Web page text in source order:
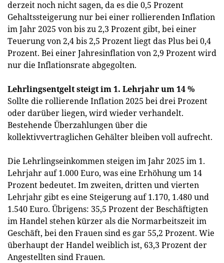
derzeit noch nicht sagen, da es die 0,5 Prozent
Gehaltssteigerung nur bei einer rollierenden Inflation
im Jahr 2025 von bis zu 2,3 Prozent gibt, bei einer
Teuerung von 2,4 bis 2,5 Prozent liegt das Plus bei 0,4
Prozent. Bei einer Jahresinflation von 2,9 Prozent wird
nur die Inflationsrate abgegolten.
Lehrlingsentgelt steigt im 1. Lehrjahr um 14 %
Sollte die rollierende Inflation 2025 bei drei Prozent
oder darüber liegen, wird wieder verhandelt.
Bestehende Überzahlungen über die
kollektivvertraglichen Gehälter bleiben voll aufrecht.
Die Lehrlingseinkommen steigen im Jahr 2025 im 1.
Lehrjahr auf 1.000 Euro, was eine Erhöhung um 14
Prozent bedeutet. Im zweiten, dritten und vierten
Lehrjahr gibt es eine Steigerung auf 1.170, 1.480 und
1.540 Euro. Übrigens: 35,5 Prozent der Beschäftigten
im Handel stehen kürzer als die Normarbeitszeit im
Geschäft, bei den Frauen sind es gar 55,2 Prozent. Wie
überhaupt der Handel weiblich ist, 63,3 Prozent der
Angestellten sind Frauen.